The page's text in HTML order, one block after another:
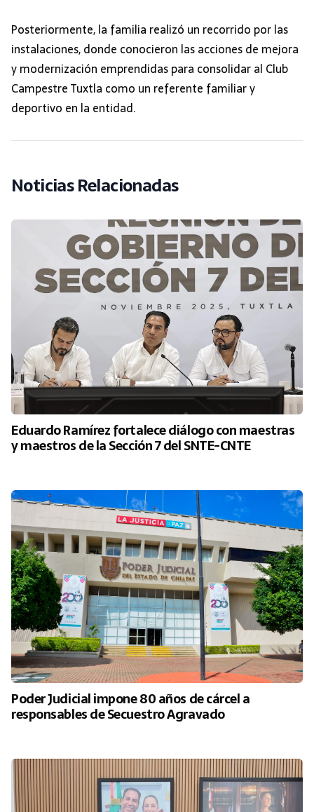
Posteriormente, la familia realizó un recorrido por las
instalaciones, donde conocieron las acciones de mejora
y modernización emprendidas para consolidar al Club
Campestre Tuxtla como un referente familiar y
deportivo en la entidad.
Noticias Relacionadas
Eduardo Ramírez fortalece diálogo con maestras
y maestros de la Sección 7 del SNTE-CNTE
Poder Judicial impone 80 años de cárcel a
responsables de Secuestro Agravado